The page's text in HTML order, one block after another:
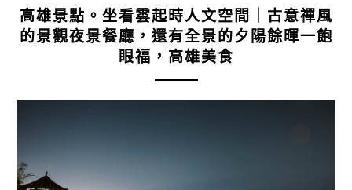
高雄景點。坐看雲起時人文空間｜古意禪風
的景觀夜景餐廳，還有全景的夕陽餘暉一飽
眼福，高雄美食